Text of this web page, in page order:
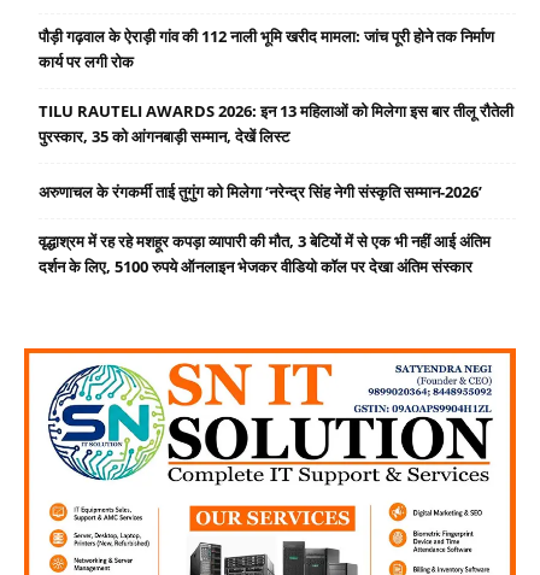
पौड़ी गढ़वाल के ऐराड़ी गांव की 112 नाली भूमि खरीद मामला: जांच पूरी होने तक निर्माण
कार्य पर लगी रोक
TILU RAUTELI AWARDS 2026: इन 13 महिलाओं को मिलेगा इस बार तीलू रौतेली
पुरस्कार, 35 को आंगनबाड़ी सम्मान, देखें लिस्ट
अरुणाचल के रंगकर्मी ताई तुगुंग को मिलेगा ‘नरेन्द्र सिंह नेगी संस्कृति सम्मान-2026’
वृद्धाश्रम में रह रहे मशहूर कपड़ा व्यापारी की मौत, 3 बेटियों में से एक भी नहीं आई अंतिम
दर्शन के लिए, 5100 रुपये ऑनलाइन भेजकर वीडियो कॉल पर देखा अंतिम संस्कार